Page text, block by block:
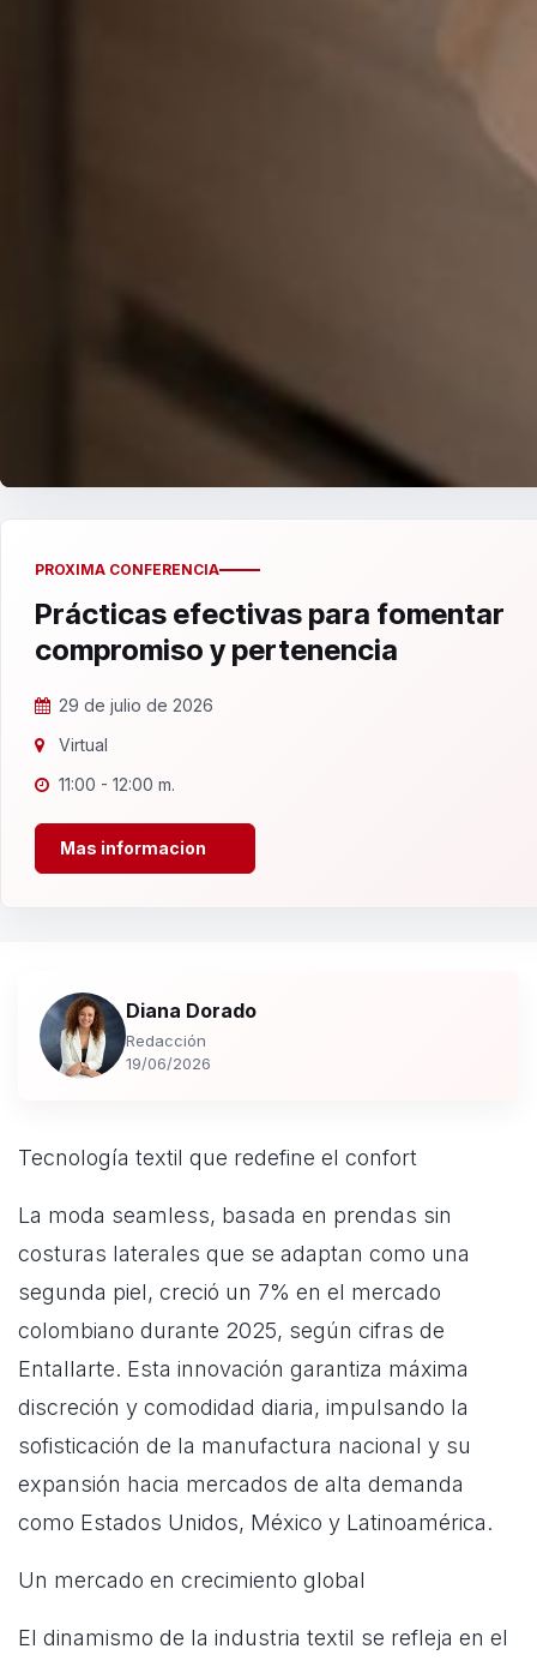
PROXIMA CONFERENCIA
Prácticas efectivas para fomentar
compromiso y pertenencia
29 de julio de 2026
Virtual
11:00 - 12:00 m.
Mas informacion
Diana Dorado
Redacción
19/06/2026
Tecnología textil que redefine el confort
La moda seamless, basada en prendas sin
costuras laterales que se adaptan como una
segunda piel, creció un 7% en el mercado
colombiano durante 2025, según cifras de
Entallarte. Esta innovación garantiza máxima
discreción y comodidad diaria, impulsando la
sofisticación de la manufactura nacional y su
expansión hacia mercados de alta demanda
como Estados Unidos, México y Latinoamérica.
Un mercado en crecimiento global
El dinamismo de la industria textil se refleja en el